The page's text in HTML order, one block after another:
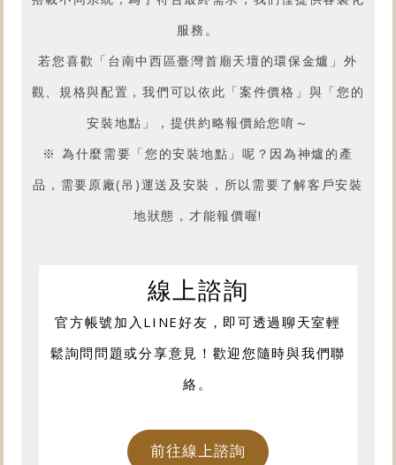
服務。
若您喜歡「 台南中西區臺灣首廟天壇的環保金爐 」外
觀、規格與配置，我們可以依此「案件價格」與「您的
安裝地點」，提供約略報價給您唷～
※ 為什麼需要「您的安裝地點」呢？因為神爐的產
品，需要原廠(吊)運送及安裝，所以需要了解客戶安裝
地狀態，才能報價喔!
線上諮詢
官方帳號加入LINE好友，即可透過聊天室輕
鬆詢問問題或分享意見！歡迎您隨時與我們聯
絡。
前往線上諮詢